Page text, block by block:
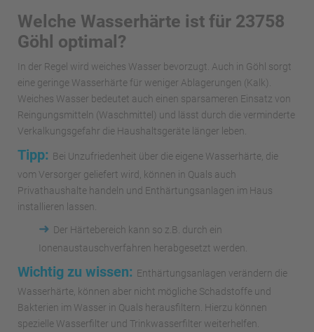
Welche Wasserhärte ist für 23758
Göhl optimal?
In der Regel wird weiches Wasser bevorzugt. Auch in Göhl sorgt
eine geringe Wasserhärte für weniger Ablagerungen (Kalk).
Weiches Wasser bedeutet auch einen sparsameren Einsatz von
Reingungsmitteln (Waschmittel) und lässt durch die verminderte
Verkalkungsgefahr die Haushaltsgeräte länger leben.
Tipp: Bei Unzufriedenheit über die eigene Wasserhärte, die
vom Versorger geliefert wird, können in Quals auch
Privathaushalte handeln und Enthärtungsanlagen im Haus
installieren lassen.
➜ Der Härtebereich kann so z.B. durch ein
Ionenaustauschverfahren herabgesetzt werden.
Wichtig zu wissen: Enthärtungsanlagen verändern die
Wasserhärte, können aber nicht mögliche Schadstoffe und
Bakterien im Wasser in Quals herausfiltern. Hierzu können
spezielle Wasserfilter und Trinkwasserfilter weiterhelfen.